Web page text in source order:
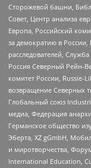
Сторожевой башни,
Совет, Центр анализа
Европа, Российский
за демократию в России,
расследователей,
Россия Северный Рейн-
комитет России, Russie-
возвращение Северных
Глобальный союз
медиа, Федерация
Германское общество
Эберта, XZ gGmbH,
и миротворчества,
International Education,